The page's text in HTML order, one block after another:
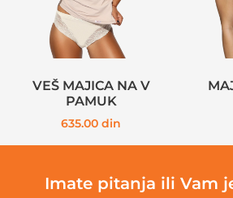
VEŠ MAJICA NA V
PAMUK
635.00 din
Imate pitanja ili Vam